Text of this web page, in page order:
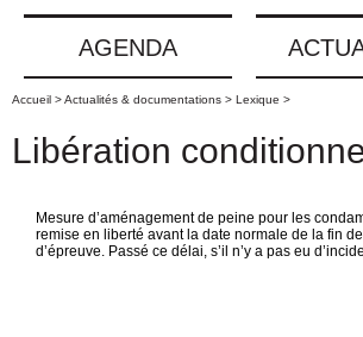
AGENDA
Accueil >Actualités & documentations > Lexique >
Libération
Mesure d’aménagement de peine pour les
remise en liberté avant la date normale de la fin
d’épreuve. Passé ce délai, s’il n’y a pas eu